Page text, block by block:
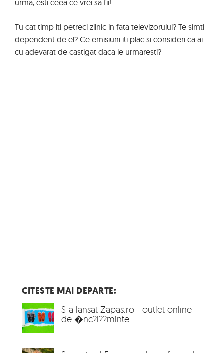
urma, esti ceea ce vrei sa fii!
Tu cat timp iti petreci zilnic in fata televizorului? Te simti
dependent de el? Ce emisiuni iti plac si consideri ca ai
cu adevarat de castigat daca le urmaresti?
CITESTE MAI DEPARTE:
S-a lansat Zapas.ro - outlet online
de �nc?l??minte